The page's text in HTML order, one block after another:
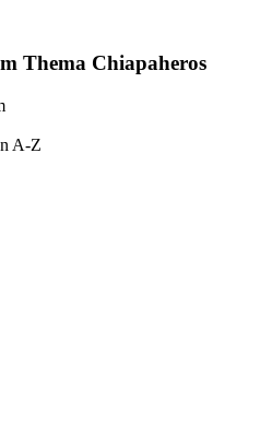
Thema Chiapaheros
A-Z